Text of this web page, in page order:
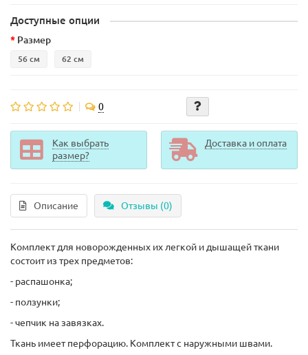
Доступные опции
Размер
56 см 62 см
0
Как выбрать
размер?
Доставка и оплата
Описание Отзывы (0)
Комплект для новорожденных их легкой и дышащей ткани
состоит из трех предметов:
- распашонка;
- ползунки;
- чепчик на завязках.
Ткань имеет перфорацию. Комплект с наружными швами.